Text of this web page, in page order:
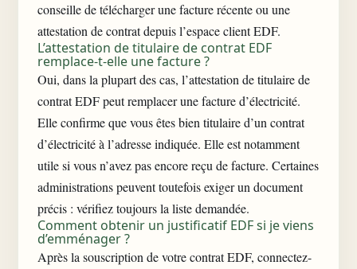
conseille de télécharger une facture récente ou une
attestation de contrat depuis l’espace client EDF.
L’attestation de titulaire de contrat EDF
remplace-t-elle une facture ?
Oui, dans la plupart des cas, l’attestation de titulaire de
contrat EDF peut remplacer une facture d’électricité.
Elle confirme que vous êtes bien titulaire d’un contrat
d’électricitéà l’adresse indiquée. Elle est notamment
utile si vous n’avez pas encore reçu de facture. Certaines
administrations peuvent toutefois exiger un document
précis : vérifiez toujours la liste demandée.
Comment obtenir un justificatif EDF si je viens
d’emménager ?
Après la souscription de votre contrat EDF, connectez-